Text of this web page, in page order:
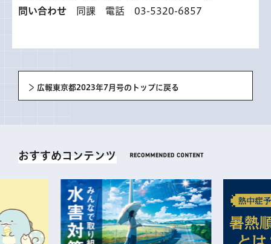
問い合わせ 同課 電話 03-5320-6857
広報東京都2023年7月号のトップに戻る
おすすめコンテンツ